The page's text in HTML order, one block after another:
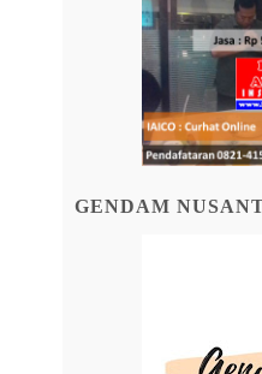
GENDAM